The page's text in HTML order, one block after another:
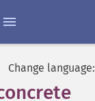
Change language: